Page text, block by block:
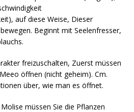
auf diese Weise, Dieser
Beginnt mit Seelenfresser,
freizuschalten, Zuerst müssen
öffnen (nicht geheim). Cm.
über, wie man es öffnet.
müssen Sie die Pflanzen